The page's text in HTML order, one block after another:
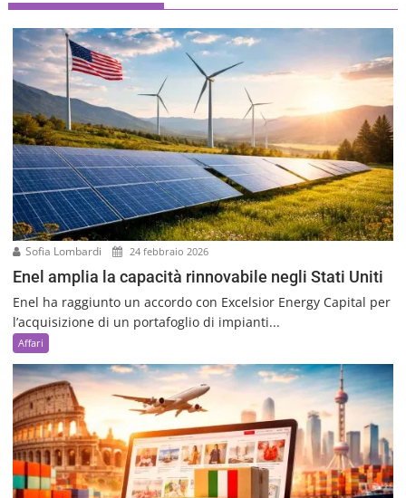
Sofia Lombardi 24 febbraio 2026
Enel amplia la capacità rinnovabile negli Stati Uniti
Enel ha raggiunto un accordo con Excelsior Energy Capital per
l’acquisizione di un portafoglio di impianti...
Affari